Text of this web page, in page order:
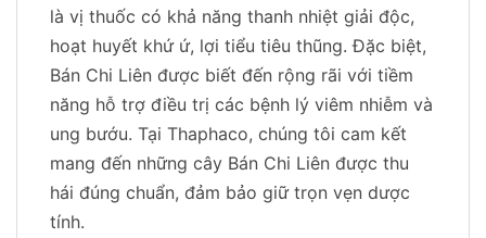
là vị thuốc có khả năng thanh nhiệt giải độc,
hoạt huyết khứ ứ, lợi tiểu tiêu thũng. Đặc biệt,
Bán Chi Liên được biết đến rộng rãi với tiềm
năng hỗ trợ điều trị các bệnh lý viêm nhiễm và
ung bướu. Tại Thaphaco, chúng tôi cam kết
mang đến những cây Bán Chi Liên được thu
hái đúng chuẩn, đảm bảo giữ trọn vẹn dược
tính.